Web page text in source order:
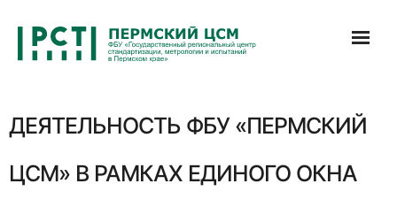
содержимому
ДЕЯТЕЛЬНОСТЬ ФБУ «ПЕРМСКИЙ
ЦСМ» В РАМКАХ ЕДИНОГО ОКНА